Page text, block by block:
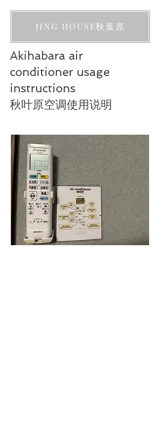
JING HOUSE秋葉原
Akihabara air
conditioner usage
instructions
秋叶原空调使用说明